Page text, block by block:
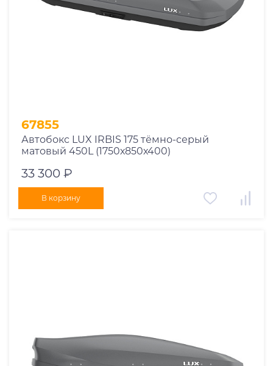
67855
Автобокс LUX IRBIS 175 тёмно-серый
матовый 450L (1750х850х400)
33 300 ₽
В корзину